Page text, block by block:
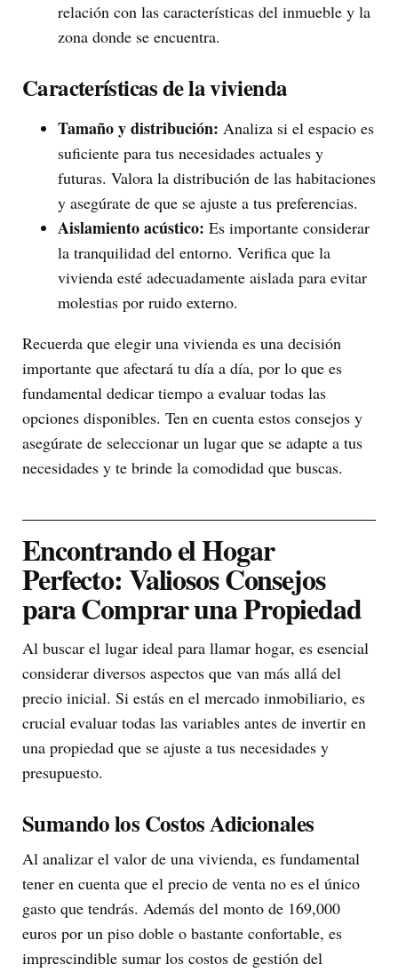
relación con las características del inmueble y la
zona donde se encuentra.
Características de la vivienda
Tamaño y distribución: Analiza si el espacio es
suficiente para tus necesidades actuales y
futuras. Valora la distribución de las habitaciones
y asegúrate de que se ajuste a tus preferencias.
Aislamiento acústico: Es importante considerar
la tranquilidad del entorno. Verifica que la
vivienda esté adecuadamente aislada para evitar
molestias por ruido externo.
Recuerda que elegir una vivienda es una decisión
importante que afectará tu día a día, por lo que es
fundamental dedicar tiempo a evaluar todas las
opciones disponibles. Ten en cuenta estos consejos y
asegúrate de seleccionar un lugar que se adapte a tus
necesidades y te brinde la comodidad que buscas.
Encontrando el Hogar
Perfecto: Valiosos Consejos
para Comprar una Propiedad
Al buscar el lugar ideal para llamar hogar, es esencial
considerar diversos aspectos que van más allá del
precio inicial. Si estás en el mercado inmobiliario, es
crucial evaluar todas las variables antes de invertir en
una propiedad que se ajuste a tus necesidades y
presupuesto.
Sumando los Costos Adicionales
Al analizar el valor de una vivienda, es fundamental
tener en cuenta que el precio de venta no es el único
gasto que tendrás. Además del monto de 169,000
euros por un piso doble o bastante confortable, es
imprescindible sumar los costos de gestión del